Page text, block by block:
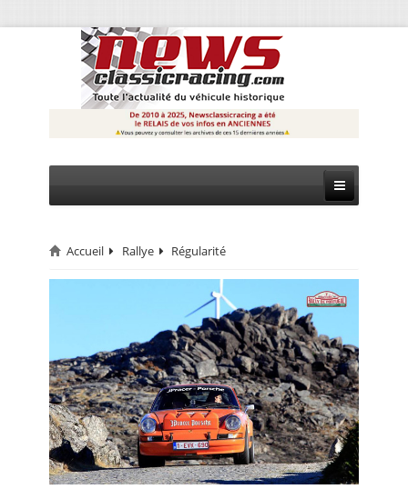
CIRCUIT
EVÈNEMENTS
CALENDRIER
FOCUS
Accueil Rallye Régularité